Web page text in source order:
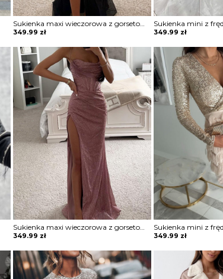
Sukienka maxi wieczorowa z gorsetowym topem Alija
349.99 zł 349.99 zł
Sukienka maxi wieczorowa z gorsetowym topem Alija
349.99 zł 349.99 zł